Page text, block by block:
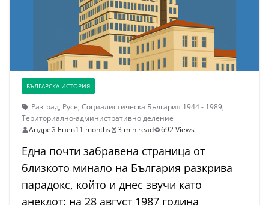
БЪЛГАРСКА ИСТОРИЯ
Разград, Русе, Социалистическа България 1944 - 1989,
Териториално-административно деление
Андрей Енев11 months 3 min read 692 Views
Една почти забравена страница от
близкото минало на България разкрива
парадокс, който и днес звучи като
анекдот: на 28 август 1987 година